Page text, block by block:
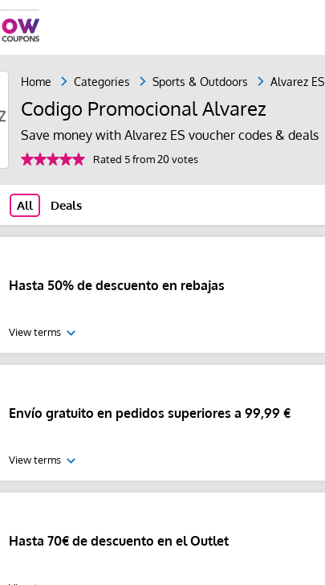
Home Categories Sports & Outdoors Alvarez ES
Codigo Promocional Alvarez
Save money with Alvarez ES voucher codes & deals
Rated 5 from 20 votes
All Deals
Hasta 50% de descuento en rebajas
View terms
Envío gratuito en pedidos superiores a 99,99 €
View terms
Hasta 70€ de descuento en el Outlet